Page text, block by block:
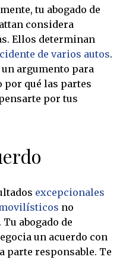
tu abogado de
considera
Ellos determinan
de varios autos.
argumento para
por qué las partes
por tus
excepcionales
no
abogado de
un acuerdo con
parte responsable. Te